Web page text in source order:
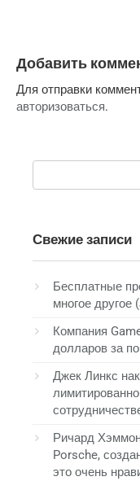
Добавить
Для отправки
авторизоваться.
Свежие записи
Бесплатные
многое другое
Компания
долларов за
Джек Линкс
Ричард
Porsche,
это очень